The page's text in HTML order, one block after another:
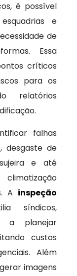
é possível
e
de
Essa
críticos
para os
relatórios
falhas
desgaste de
e até
A inspeção
síndicos,
a planejar
custos
Além
imagens